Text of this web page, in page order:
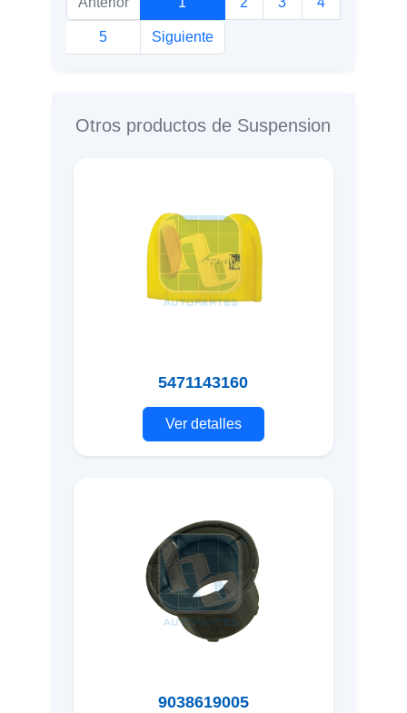
5 Siguiente
Otros productos de Suspension
5471143160
Ver detalles
9038619005